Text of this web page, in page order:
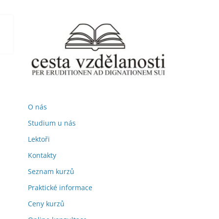
O nás
Studium u nás
Lektoři
Kontakty
Seznam kurzů
Praktické informace
Ceny kurzů